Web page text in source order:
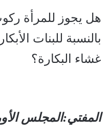
هل يجوز للمرأة
بالنسبة للبنات
غشاء البكارة؟
المفتي:المجلس